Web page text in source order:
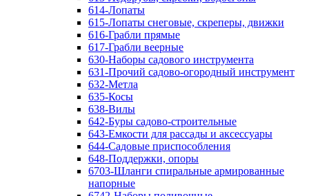
614-Лопаты
615-Лопаты снеговые, скреперы, движки
616-Грабли прямые
617-Грабли веерные
630-Наборы садового инструмента
631-Прочий садово-огородный инструмент
632-Метла
635-Косы
638-Вилы
642-Буры садово-строительные
643-Емкости для рассады и аксессуары
644-Садовые приспособления
648-Поддержки, опоры
6703-Шланги спиральные армированные
напорные